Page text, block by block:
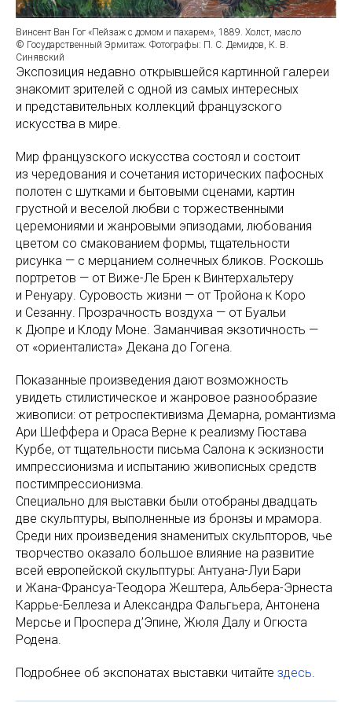
Винсент Ван Гог «Пейзаж с домом и пахарем», 1889. Холст, масло
© Государственный Эрмитаж. Фотографы: П. С. Демидов, К. В.
Синявский
Экспозиция недавно открывшейся картинной галереи
знакомит зрителей с одной из самых интересных
и представительных коллекций французского
искусства в мире.
Мир французского искусства состоял и состоит
из чередования и сочетания исторических пафосных
полотен с шутками и бытовыми сценами, картин
грустной и веселой любви с торжественными
церемониями и жанровыми эпизодами, любования
цветом со смакованием формы, тщательности
рисунка — с мерцанием солнечных бликов. Роскошь
портретов — от Виже-Ле Брен к Винтерхальтеру
и Ренуару. Суровость жизни — от Тройона к Коро
и Сезанну. Прозрачность воздуха — от Буальи
к Дюпре и Клоду Моне. Заманчивая экзотичность —
от «ориенталиста» Декана до Гогена.
Показанные произведения дают возможность
увидеть стилистическое и жанровое разнообразие
живописи: от ретроспективизма Демарна, романтизма
Ари Шеффера и Ораса Верне к реализму Гюстава
Курбе, от тщательности письма Салона к эскизности
импрессионизма и испытанию живописных средств
постимпрессионизма.
Специально для выставки были отобраны двадцать
две скульптуры, выполненные из бронзы и мрамора.
Среди них произведения знаменитых скульпторов, чье
творчество оказало большое влияние на развитие
всей европейской скульптуры: Антуана-Луи Бари
и Жана-Франсуа-Теодора Жештера, Альбера-Эрнеста
Каррье-Беллеза и Александра Фальгьера, Антонена
Мерсье и Проспера д’Эпине, Жюля Далу и Огюста
Родена.
Подробнее об экспонатах выставки читайте здесь.